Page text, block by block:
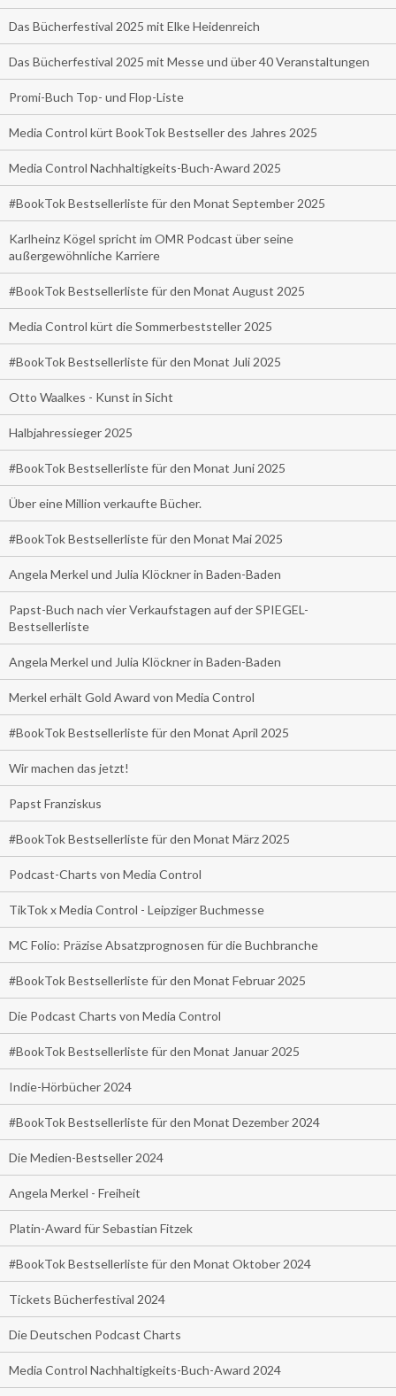
Das Bücherfestival 2025 mit Elke Heidenreich
Das Bücherfestival 2025 mit Messe und über 40 Veranstaltungen
Promi-Buch Top- und Flop-Liste
Media Control kürt BookTok Bestseller des Jahres 2025
Media Control Nachhaltigkeits-Buch-Award 2025
#BookTok Bestsellerliste für den Monat September 2025
Karlheinz Kögel spricht im OMR Podcast über seine
außergewöhnliche Karriere
#BookTok Bestsellerliste für den Monat August 2025
Media Control kürt die Sommerbeststeller 2025
#BookTok Bestsellerliste für den Monat Juli 2025
Otto Waalkes - Kunst in Sicht
Halbjahressieger 2025
#BookTok Bestsellerliste für den Monat Juni 2025
Über eine Million verkaufte Bücher.
#BookTok Bestsellerliste für den Monat Mai 2025
Angela Merkel und Julia Klöckner in Baden-Baden
Papst-Buch nach vier Verkaufstagen auf der SPIEGEL-
Bestsellerliste
Angela Merkel und Julia Klöckner in Baden-Baden
Merkel erhält Gold Award von Media Control
#BookTok Bestsellerliste für den Monat April 2025
Wir machen das jetzt!
Papst Franziskus
#BookTok Bestsellerliste für den Monat März 2025
Podcast-Charts von Media Control
TikTok x Media Control - Leipziger Buchmesse
MC Folio: Präzise Absatzprognosen für die Buchbranche
#BookTok Bestsellerliste für den Monat Februar 2025
Die Podcast Charts von Media Control
#BookTok Bestsellerliste für den Monat Januar 2025
Indie-Hörbücher 2024
#BookTok Bestsellerliste für den Monat Dezember 2024
Die Medien-Bestseller 2024
Angela Merkel - Freiheit
Platin-Award für Sebastian Fitzek
#BookTok Bestsellerliste für den Monat Oktober 2024
Tickets Bücherfestival 2024
Die Deutschen Podcast Charts
Media Control Nachhaltigkeits-Buch-Award 2024